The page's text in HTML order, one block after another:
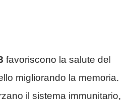
favoriscono la salute del
migliorando la memoria.
il sistema immunitario,